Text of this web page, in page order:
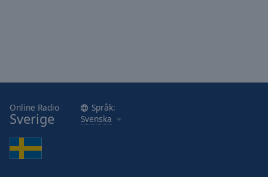
Online Radio
Sverige
Språk:
Svenska